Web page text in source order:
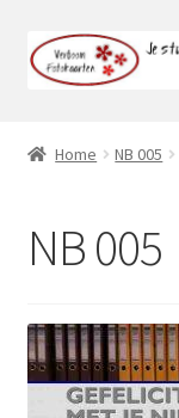
Ga
door
Ga
naar
Mijn account
Home NB 005
NB 005